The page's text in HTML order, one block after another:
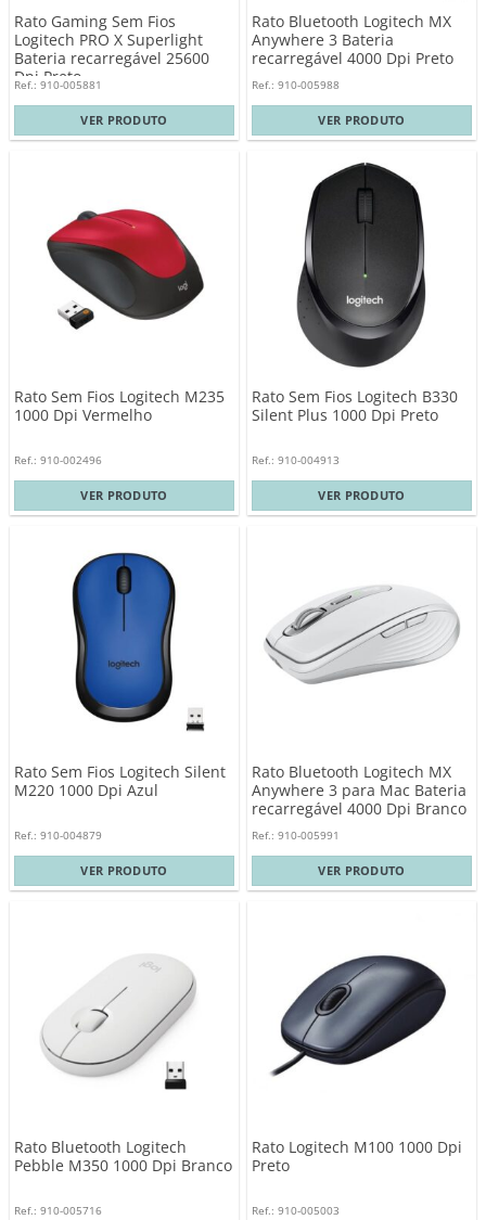
Rato Gaming Sem Fios
Logitech PRO X Superlight
Bateria recarregável 25600
Dpi Preto
Ref.: 910-005881
VER PRODUTO
Rato Bluetooth Logitech MX
Anywhere 3 Bateria
recarregável 4000 Dpi Preto
Ref.: 910-005988
VER PRODUTO
Rato Sem Fios Logitech M235
1000 Dpi Vermelho
Ref.: 910-002496
VER PRODUTO
Rato Sem Fios Logitech B330
Silent Plus 1000 Dpi Preto
Ref.: 910-004913
VER PRODUTO
Rato Sem Fios Logitech Silent
M220 1000 Dpi Azul
Ref.: 910-004879
VER PRODUTO
Rato Bluetooth Logitech MX
Anywhere 3 para Mac Bateria
recarregável 4000 Dpi Branco
Ref.: 910-005991
VER PRODUTO
Rato Bluetooth Logitech
Pebble M350 1000 Dpi Branco
Ref.: 910-005716
Rato Logitech M100 1000 Dpi
Preto
Ref.: 910-005003